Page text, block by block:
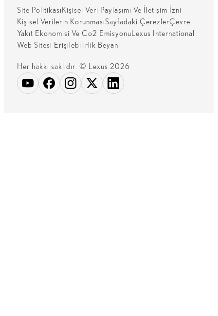
Site PolitikasıKişisel Veri Paylaşımı Ve İletişim İzni
Kişisel Verilerin KorunmasıSayfadaki ÇerezlerÇevre
Yakıt Ekonomisi Ve Co2 EmisyonuLexus International
Web Sitesi Erişilebilirlik Beyanı
Her hakkı saklıdır. © Lexus 2026